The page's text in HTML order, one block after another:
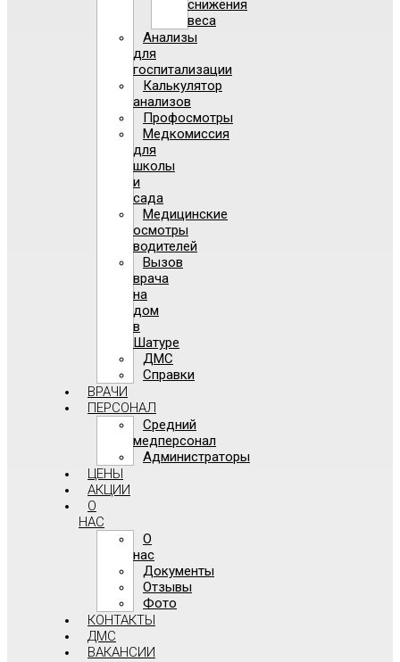
снижения
веса
Анализы
для
госпитализации
Калькулятор
анализов
Профосмотры
Медкомиссия
для
школы
и
сада
Медицинские
осмотры
водителей
Вызов
врача
на
дом
в
Шатуре
ДМС
Справки
ВРАЧИ
ПЕРСОНАЛ
Средний
медперсонал
Администраторы
ЦЕНЫ
АКЦИИ
О
НАС
О
нас
Документы
Отзывы
Фото
КОНТАКТЫ
ДМС
ВАКАНСИИ